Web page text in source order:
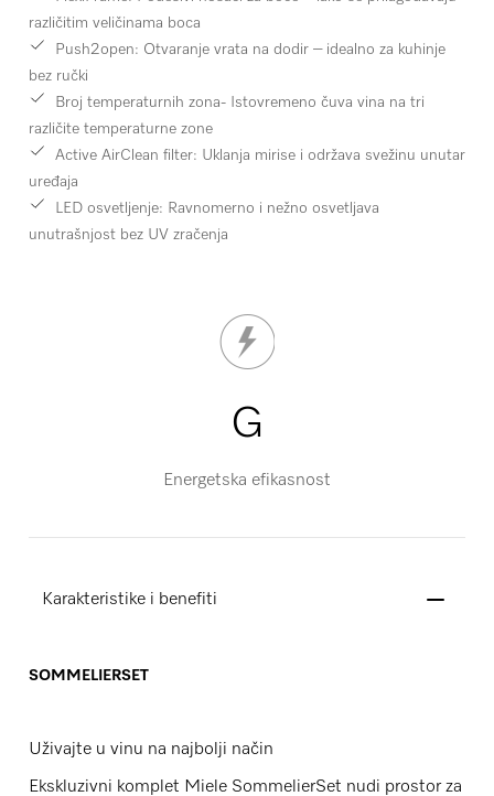
različitim veličinama boca
Push2open: Otvaranje vrata na dodir – idealno za kuhinje
bez ručki
Broj temperaturnih zona- Istovremeno čuva vina na tri
različite temperaturne zone
Active AirClean filter: Uklanja mirise i održava svežinu unutar
uređaja
LED osvetljenje: Ravnomerno i nežno osvetljava
unutrašnjost bez UV zračenja
G
Energetska efikasnost
Karakteristike i benefiti
SOMMELIERSET
Uživajte u vinu na najbolji način
Ekskluzivni komplet Miele SommelierSet nudi prostor za